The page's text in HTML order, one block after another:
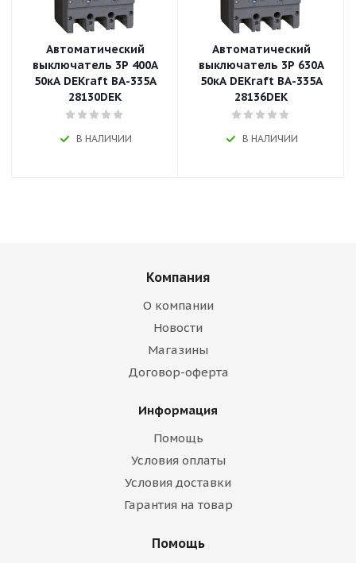
Автоматический
выключатель 3P 400A
50кА DEKraft ВА-335А
28130DEK
В НАЛИЧИИ
Автоматический
выключатель 3P 630A
50кА DEKraft ВА-335А
28136DEK
В НАЛИЧИИ
Компания
О компании
Новости
Магазины
Договор-оферта
Информация
Помощь
Условия оплаты
Условия доставки
Гарантия на товар
Помощь